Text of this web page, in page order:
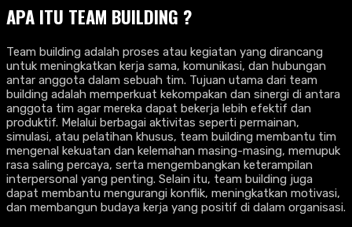
APA ITU TEAM BUILDING ?
Team building adalah proses atau kegiatan yang dirancang
untuk meningkatkan kerja sama, komunikasi, dan hubungan
antar anggota dalam sebuah tim. Tujuan utama dari team
building adalah memperkuat kekompakan dan sinergi di antara
anggota tim agar mereka dapat bekerja lebih efektif dan
produktif. Melalui berbagai aktivitas seperti permainan,
simulasi, atau pelatihan khusus, team building membantu tim
mengenal kekuatan dan kelemahan masing-masing, memupuk
rasa saling percaya, serta mengembangkan keterampilan
interpersonal yang penting. Selain itu, team building juga
dapat membantu mengurangi konflik, meningkatkan motivasi,
dan membangun budaya kerja yang positif di dalam organisasi.